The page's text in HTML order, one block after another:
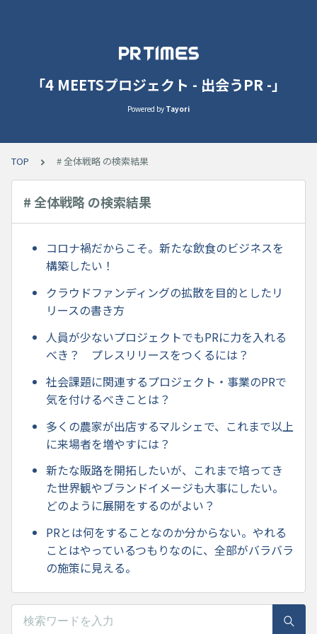
「4 MEETSプロジェクト - 出会うPR -」
Powered by Tayori
TOP # 全体戦略 の検索結果
# 全体戦略 の検索結果
コロナ禍だからこそ。新たな飲食のビジネスを
構築したい！
クラウドファンディングの拡散を目的としたリ
リースの書き方
人員が少ないプロジェクトでもPRに力を入れる
べき？ プレスリリースをつくるには？
社会課題に関連するプロジェクト・事業のPRで
気を付けるべきことは？
多くの農家が出店するマルシェで、これまで以上
に来場者を増やすには？
新たな販路を開拓したいが、これまで培ってき
た世界観やブランドイメージも大事にしたい。
どのように展開をするのがよい？
PRとは何をすることなのか分からない。やれる
ことはやっているつもりなのに、全部がバラバラ
の施策に見える。